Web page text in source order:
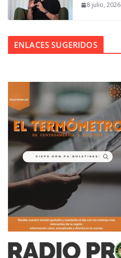
8 julio, 2026
ENLACES SUGERIDOS